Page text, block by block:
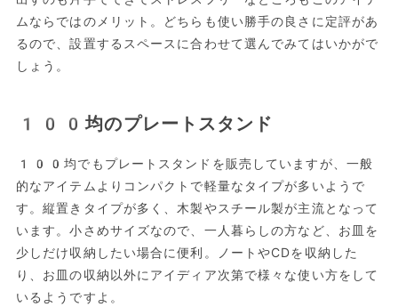
ムならではのメリット。どちらも使い勝手の良さに定評があ
るので、設置するスペースに合わせて選んでみてはいかがで
しょう。
100均のプレートスタンド
100均でもプレートスタンドを販売していますが、一般
的なアイテムよりコンパクトで軽量なタイプが多いようで
す。縦置きタイプが多く、木製やスチール製が主流となって
います。小さめサイズなので、一人暮らしの方など、お皿を
少しだけ収納したい場合に便利。ノートやCDを収納した
り、お皿の収納以外にアイディア次第で様々な使い方をして
いるようですよ。